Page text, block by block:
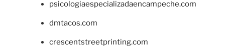
psicologiaespecializadaencampeche.com
dmtacos.com
crescentstreetprinting.com